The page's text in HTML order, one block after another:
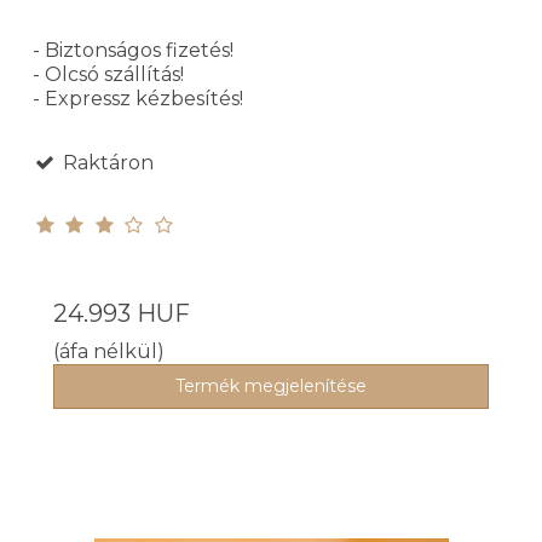
- Biztonságos fizetés!
- Olcsó szállítás!
- Expressz kézbesítés!
Raktáron
24.993 HUF
(áfa nélkül)
Termék megjelenítése